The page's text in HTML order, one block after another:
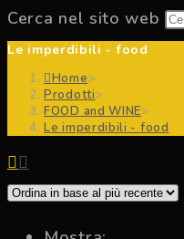
Cerca nel sito web
Le imperdibili - food
Home>
Prodotti>
FOOD and WINE>
Le imperdibili - food